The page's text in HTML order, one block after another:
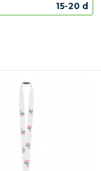
15-20 d